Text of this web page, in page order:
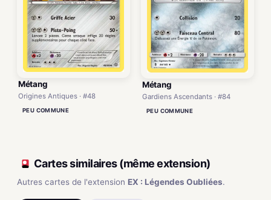
Métang
Origines Antiques · #48
PEU COMMUNE
Métang
Gardiens Ascendants · #84
PEU COMMUNE
Cartes similaires (même extension)
Autres cartes de l'extension EX : Légendes Oubliées.